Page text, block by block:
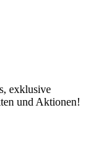
exklusive
und Aktionen!